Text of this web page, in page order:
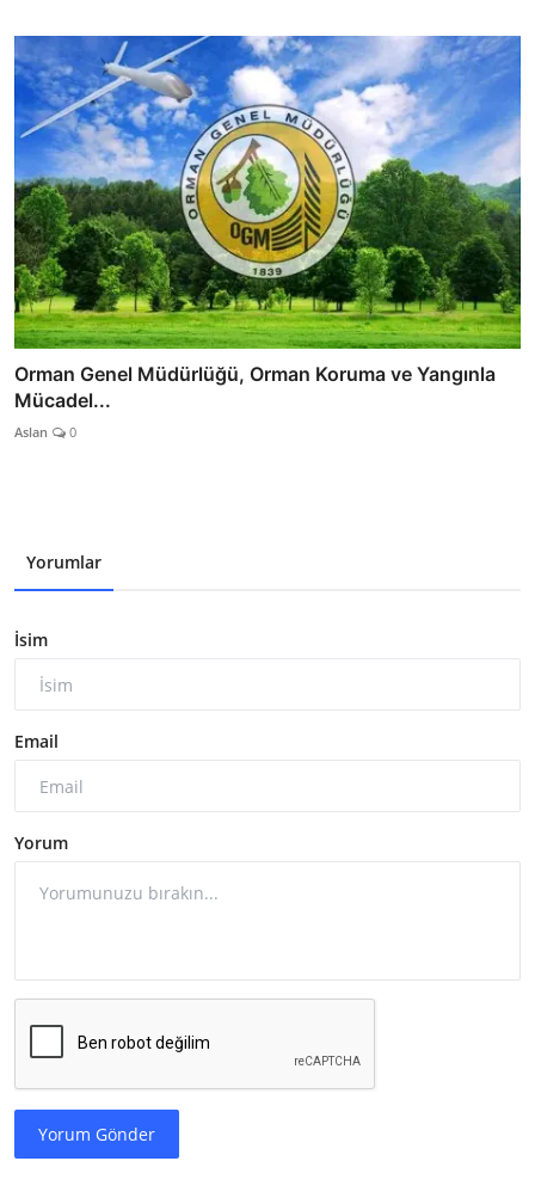
Orman Genel Müdürlüğü, Orman Koruma ve Yangınla
Mücadel...
Aslan 0
Yorumlar
İsim
Email
Yorum
Yorum Gönder